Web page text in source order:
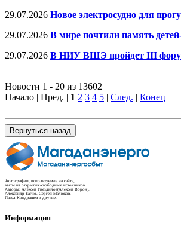
29.07.2026 Новое электросудно для
29.07.2026 В мире почтили память
29.07.2026 В НИУ ВШЭ пройдет III форум
Новости 1 - 20 из 13602
Начало | Пред. | 1 2 3 4 5 | След. | Конец
Вернуться назад
Фотографии, используемые на сайте,
взяты из открытых-свободных источников.
Авторы: Алексей Гнездилов(Алексей Ворон),
Александр Багно, Сергей Малюков,
Павел Кондрашев и другие.
Информация